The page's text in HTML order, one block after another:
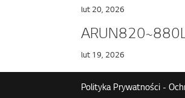
lut 20, 2026
lut 19, 2026
Polityka Prywatności -